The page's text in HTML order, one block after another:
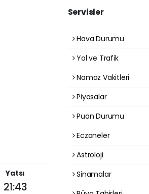
Yatsı
21:43
Servisler
Hava Durumu
Yol ve Trafik
Namaz Vakitleri
Piyasalar
Puan Durumu
Eczaneler
Astroloji
Sinamalar